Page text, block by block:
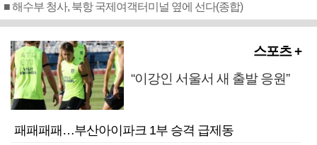
■ 해수부 청사, 북항 국제여객터미널 옆에 선다(종합)
스포츠 +
“이강인 서울서 새 출발 응원”
패패패패…부산아이파크 1부 승격 급제동